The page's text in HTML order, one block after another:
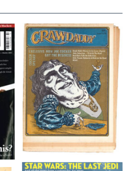
Crawdaddy – June/11/72